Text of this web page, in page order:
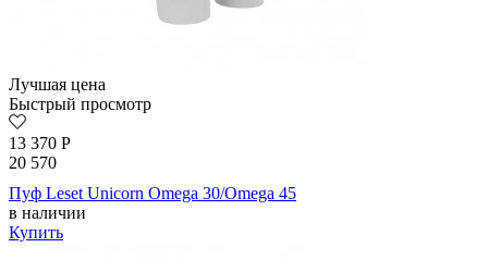
Лучшая цена
Быстрый просмотр
13 370 Р
20 570
Пуф Leset Unicorn Omega 30/Omega 45
в наличии
Купить